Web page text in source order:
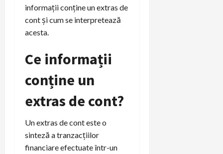
informații conține un extras de
cont și cum se interpretează
acesta.
Ce informații
conține un
extras de cont?
Un extras de cont este o
sinteză a tranzacțiilor
financiare efectuate într-un